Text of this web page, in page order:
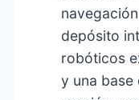
depósito
robóticos
y una base